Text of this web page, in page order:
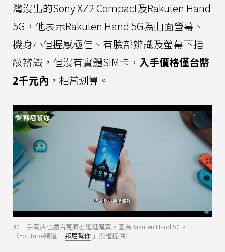
灣沒出的Sony XZ2 Compact及Rakuten Hand
5G，他表示Rakuten Hand 5G為曲面螢幕、
機身小但握感極佳、有臉部辨識及螢幕下指
紋辨識，但沒有實體SIM卡， 入手價格僅台幣
2千元內 ，相當划算。
3C二手商店也適合蒐藏者逛逛購買。圖為Rakuten Hand 5G。
（YouTube頻道「邦尼幫你 」授權提供）